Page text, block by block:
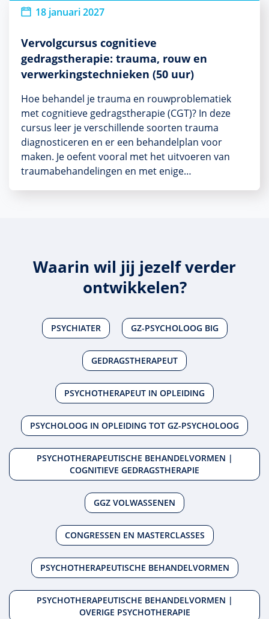
18 januari 2027
Vervolgcursus cognitieve
gedragstherapie: trauma, rouw en
verwerkingstechnieken (50 uur)
Hoe behandel je trauma en rouwproblematiek
met cognitieve gedragstherapie (CGT)? In deze
cursus leer je verschillende soorten trauma
diagnosticeren en er een behandelplan voor
maken. Je oefent vooral met het uitvoeren van
traumabehandelingen en met enige…
Waarin wil jij jezelf verder
ontwikkelen?
PSYCHIATER GZ-PSYCHOLOOG BIG
GEDRAGSTHERAPEUT
PSYCHOTHERAPEUT IN OPLEIDING
PSYCHOLOOG IN OPLEIDING TOT GZ-PSYCHOLOOG
PSYCHOTHERAPEUTISCHE BEHANDELVORMEN |
COGNITIEVE GEDRAGSTHERAPIE
GGZ VOLWASSENEN
CONGRESSEN EN MASTERCLASSES
PSYCHOTHERAPEUTISCHE BEHANDELVORMEN
PSYCHOTHERAPEUTISCHE BEHANDELVORMEN |
OVERIGE PSYCHOTHERAPIE